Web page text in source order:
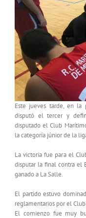
Este jueves tarde, en la
disputó el tercer y
disputado el Club
la categoría júnior de la
La victoria fue para el
disputar la final contra el
ganado a La Salle.
El partido estuvo
reglamentarios por el
El comienzo fue muy